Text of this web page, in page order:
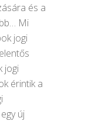
és a
Mi
jogi
jogi
érintik a
új